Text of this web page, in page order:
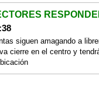
siguen amagando a
cierre en el centro y